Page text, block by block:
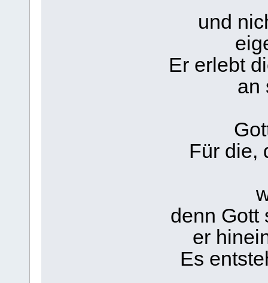
und
Er erlebt
an
Für die,
denn Gott
er
Es